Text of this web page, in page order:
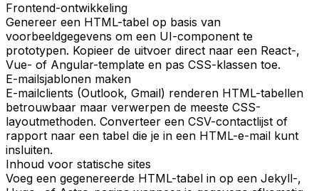
Frontend-ontwikkeling
Genereer een HTML-tabel op basis van
voorbeeldgegevens om een UI-component te
prototypen. Kopieer de uitvoer direct naar een React-,
Vue- of Angular-template en pas CSS-klassen toe.
E-mailsjablonen maken
E-mailclients (Outlook, Gmail) renderen HTML-tabellen
betrouwbaar maar verwerpen de meeste CSS-
layoutmethoden. Converteer een CSV-contactlijst of
rapport naar een tabel die je in een HTML-e-mail kunt
insluiten.
Inhoud voor statische sites
Voeg een gegenereerde HTML-tabel in op een Jekyll-,